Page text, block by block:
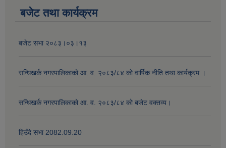
बजेट तथा कार्यक्रम
बजेट सभा २०८३।०३।१३
सन्धिखर्क नगरपालिकाको आ. व. २०८३/८४ काे वार्षिक नीति तथा कार्यक्रम ।
सन्धिखर्क नगरपालिकाको आ. व. २०८३/८४ काे बजेट वक्तव्य।
हिउँदे सभा 2082.09.20